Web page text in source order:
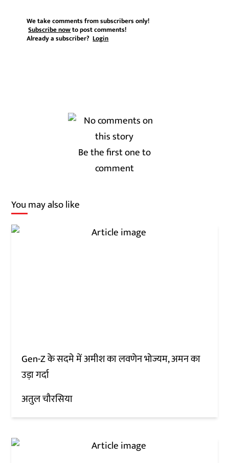
We take comments from subscribers only!
Subscribe nowto post comments!
Already a subscriber?Login
Be the first one to
comment
You may also like
Gen-Z के सदमे में अमीश का लवणेन भोज्यम, अमन का
उड़ा गर्दा
अतुल चौरसिया